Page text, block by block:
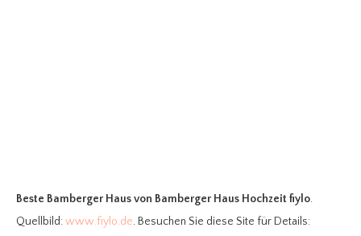
Beste Bamberger Hausvon Bamberger Haus Hochzeit fiylo.
Quellbild:www.fiylo.de. Besuchen Sie diese Site für Details: